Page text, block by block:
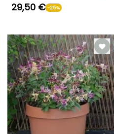
29,50 € -25%